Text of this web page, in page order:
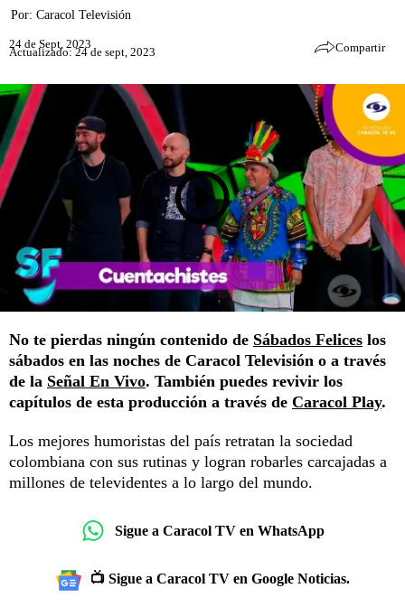
Por: Caracol Televisión
24 de Sept, 2023
Actualizado: 24 de sept, 2023 Compartir
No te pierdas ningún contenido de Sábados Felices los
sábados en las noches de Caracol Televisión o a través
de la Señal En Vivo. También puedes revivir los
capítulos de esta producción a través de Caracol Play.
Los mejores humoristas del país retratan la sociedad
colombiana con sus rutinas y logran robarles carcajadas a
millones de televidentes a lo largo del mundo.
Sigue a Caracol TV en WhatsApp
📺 Sigue a Caracol TV en Google Noticias.